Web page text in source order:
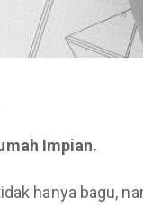
Impian.
hanya bagu,